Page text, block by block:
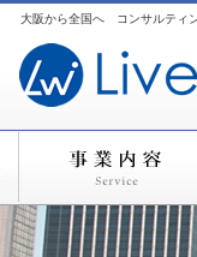
大阪から全国へ コンサルティ